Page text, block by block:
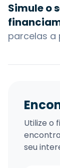
Simule o
parcelas a
Utilize o
seu